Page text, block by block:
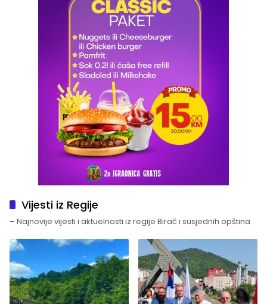
Vijesti iz Regije
– Najnovije vijesti i aktuelnosti iz regije Birač i susjednih opština.